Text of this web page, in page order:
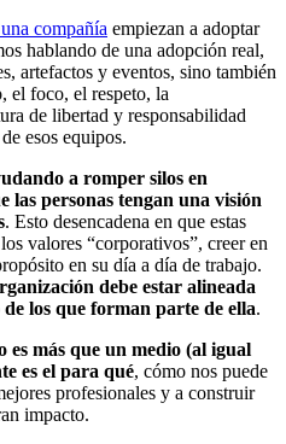
compañía empiezan a adoptar
hablando de una adopción real,
artefactos y eventos, sino también
el foco, el respeto, la
de libertad y responsabilidad
esos equipos.
a romper silos en
las personas tengan una visión
. Esto desencadena en que estas
valores “corporativos”, creer en
en su día a día de trabajo.
debe estar alineada
los que forman parte de ella.
es más que un medio (al igual
es el para qué, cómo nos puede
profesionales y a construir
impacto.